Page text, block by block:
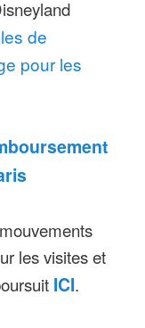
de
pour les
les visites et
ICI.